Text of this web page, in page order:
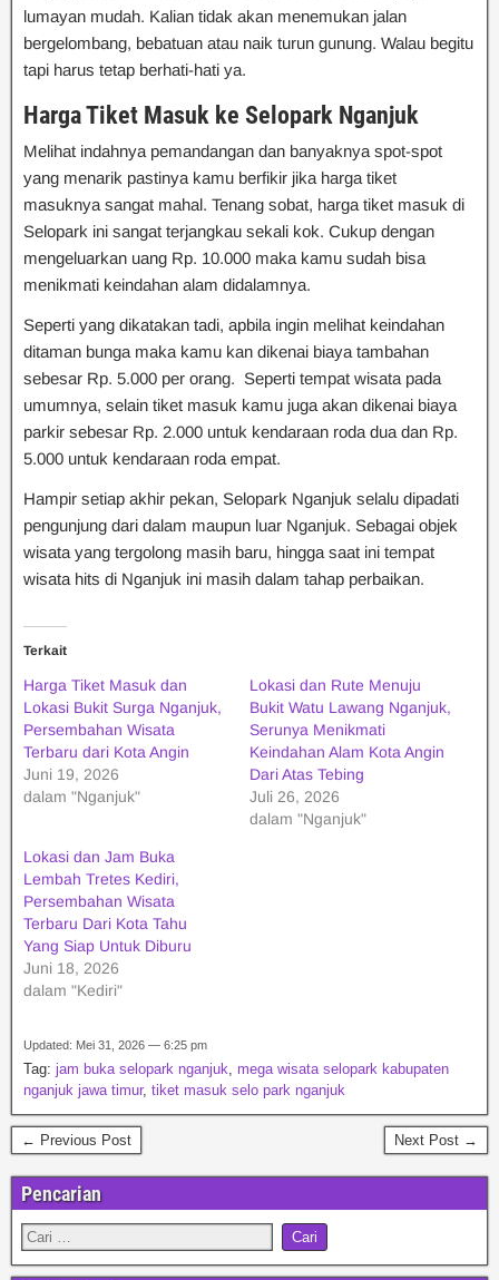
lumayan mudah. Kalian tidak akan menemukan jalan
bergelombang, bebatuan atau naik turun gunung. Walau begitu
tapi harus tetap berhati-hati ya.
Harga Tiket Masuk ke Selopark Nganjuk
Melihat indahnya pemandangan dan banyaknya spot-spot
yang menarik pastinya kamu berfikir jika harga tiket
masuknya sangat mahal. Tenang sobat, harga tiket masuk di
Selopark ini sangat terjangkau sekali kok. Cukup dengan
mengeluarkan uang Rp. 10.000 maka kamu sudah bisa
menikmati keindahan alam didalamnya.
Seperti yang dikatakan tadi, apbila ingin melihat keindahan
ditaman bunga maka kamu kan dikenai biaya tambahan
sebesar Rp. 5.000 per orang. Seperti tempat wisata pada
umumnya, selain tiket masuk kamu juga akan dikenai biaya
parkir sebesar Rp. 2.000 untuk kendaraan roda dua dan Rp.
5.000 untuk kendaraan roda empat.
Hampir setiap akhir pekan, Selopark Nganjuk selalu dipadati
pengunjung dari dalam maupun luar Nganjuk. Sebagai objek
wisata yang tergolong masih baru, hingga saat ini tempat
wisata hits di Nganjuk ini masih dalam tahap perbaikan.
Terkait
Harga Tiket Masuk dan
Lokasi Bukit Surga Nganjuk,
Persembahan Wisata
Terbaru dari Kota Angin
Juni 19, 2026
dalam "Nganjuk"
Lokasi dan Rute Menuju
Bukit Watu Lawang Nganjuk,
Serunya Menikmati
Keindahan Alam Kota Angin
Dari Atas Tebing
Juli 26, 2026
dalam "Nganjuk"
Lokasi dan Jam Buka
Lembah Tretes Kediri,
Persembahan Wisata
Terbaru Dari Kota Tahu
Yang Siap Untuk Diburu
Juni 18, 2026
dalam "Kediri"
Updated: Mei 31, 2026 — 6:25 pm
Tag: jam buka selopark nganjuk, mega wisata selopark kabupaten
nganjuk jawa timur, tiket masuk selo park nganjuk
← Previous Post Next Post →
Pencarian